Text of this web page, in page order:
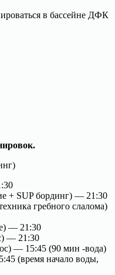
в бассейне ДФК
+ SUP бординг) — 21:30
гребного слалома)
— 21:30
— 21:30
— 15:45 (90 мин -вода)
(время начало воды,